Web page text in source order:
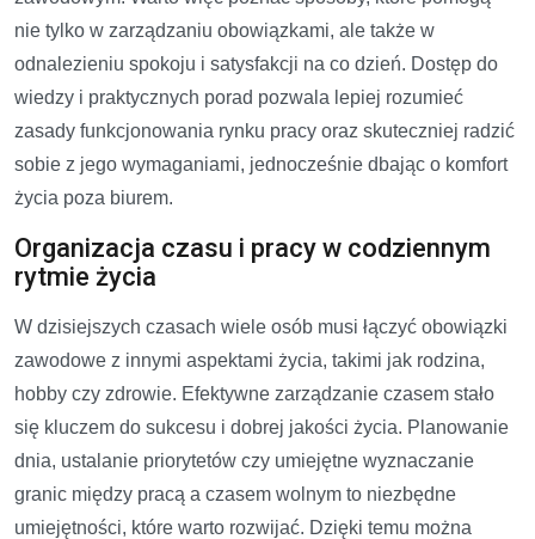
nie tylko w zarządzaniu obowiązkami, ale także w
odnalezieniu spokoju i satysfakcji na co dzień. Dostęp do
wiedzy i praktycznych porad pozwala lepiej rozumieć
zasady funkcjonowania rynku pracy oraz skuteczniej radzić
sobie z jego wymaganiami, jednocześnie dbając o komfort
życia poza biurem.
Organizacja czasu i pracy w codziennym
rytmie życia
W dzisiejszych czasach wiele osób musi łączyć obowiązki
zawodowe z innymi aspektami życia, takimi jak rodzina,
hobby czy zdrowie. Efektywne zarządzanie czasem stało
się kluczem do sukcesu i dobrej jakości życia. Planowanie
dnia, ustalanie priorytetów czy umiejętne wyznaczanie
granic między pracą a czasem wolnym to niezbędne
umiejętności, które warto rozwijać. Dzięki temu można